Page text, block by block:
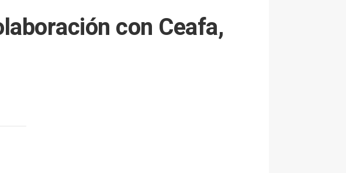
con Ceafa,